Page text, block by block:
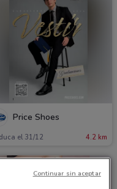
Price Shoes
el 31/12 4.2 km
Continuar sin aceptar